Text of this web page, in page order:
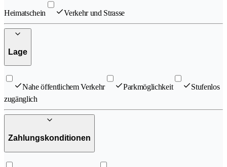
Heimatschein Verkehr und Strasse
Lage
Nahe öffentlichem Verkehr Parkmöglichkeit
Stufenlos
zugänglich
Zahlungskonditionen